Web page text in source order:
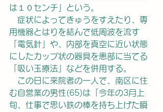
は１０センチ」という。
症状によってきゅうをすえたり、専
用機器とはりを結んで低周波を流す
「電気針」や、内部を真空に近い状態
にしたカップ状の器具を患部に当てる
「吸い玉療法」などを併用する。
この日に来院者の一人で、南区に住
む自営業の男性(65)は「今年の3月上
旬、仕事で思い鉄の棒を持ち上げた瞬